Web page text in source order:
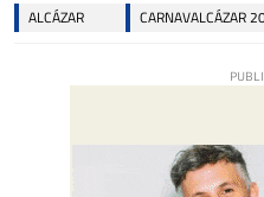
ALCÁZAR CARNAVALCÁZAR